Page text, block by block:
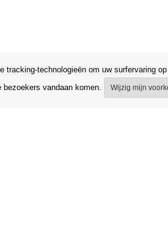
tracking-technologieën om uw surfervaring
bezoekers vandaan komen.
Wijzig mijn